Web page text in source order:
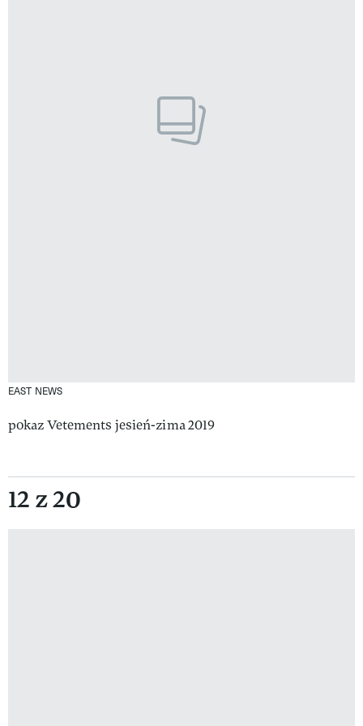
EAST NEWS
pokaz Vetements jesień-zima 2019
12 z 20